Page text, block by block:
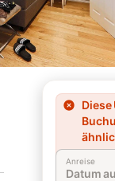
Anreise
Datum